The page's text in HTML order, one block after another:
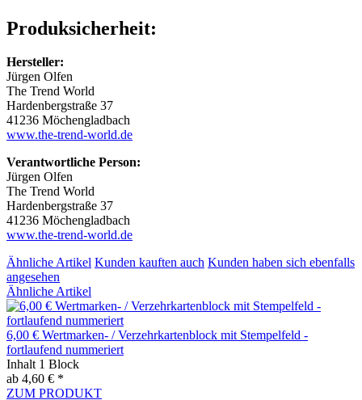
Produksicherheit:
Hersteller:
Jürgen Olfen
The Trend World
Hardenbergstraße 37
41236 Möchengladbach
www.the-trend-world.de
Verantwortliche Person:
Jürgen Olfen
The Trend World
Hardenbergstraße 37
41236 Möchengladbach
www.the-trend-world.de
Ähnliche Artikel Kunden kauften auch Kunden haben sich ebenfalls
angesehen
Ähnliche Artikel
6,00 € Wertmarken- / Verzehrkartenblock mit Stempelfeld -
fortlaufend nummeriert
Inhalt 1 Block
ab 4,60 € *
ZUM PRODUKT